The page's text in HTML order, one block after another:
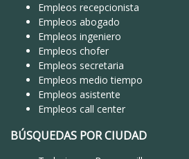
Empleos recepcionista
Empleos abogado
Empleos ingeniero
Empleos chofer
Empleos secretaria
Empleos medio tiempo
Empleos asistente
Empleos call center
BÚSQUEDAS POR CIUDAD